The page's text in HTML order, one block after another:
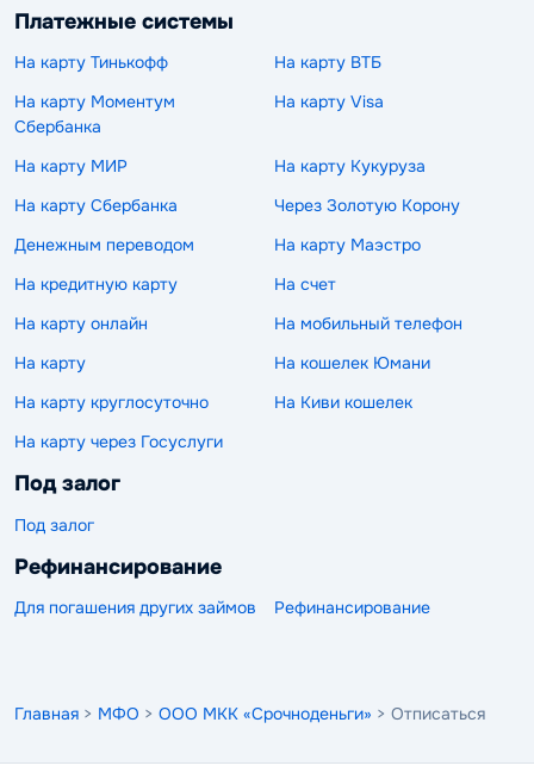
Платежные системы
На карту Тинькофф
На карту ВТБ
На карту Моментум
Сбербанка
На карту Visa
На карту МИР
На карту Кукуруза
На карту Сбербанка
Через Золотую Корону
Денежным переводом
На карту Маэстро
На кредитную карту
На счет
На карту онлайн
На мобильный телефон
На карту
На кошелек Юмани
На карту круглосуточно
На Киви кошелек
На карту через Госуслуги
Под залог
Под залог
Рефинансирование
Для погашения других займов Рефинансирование
Главная > МФО > ООО МКК «Срочноденьги» > Отписаться